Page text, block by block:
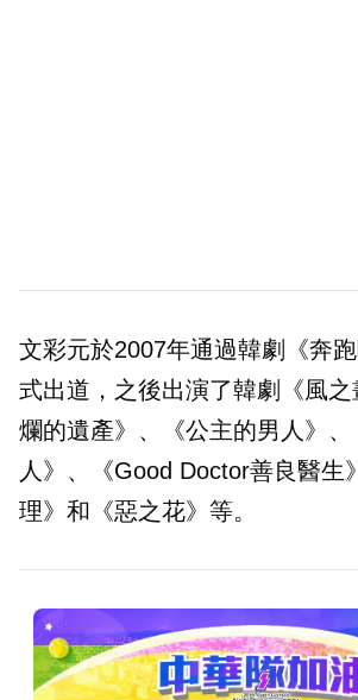
文彩元於2007年通過韓劇《奔
式出道，之後出演了韓劇《風
爛的遺產》、《公主的男人》、
人》、《Good Doctor善良醫生
理》和《惡之花》等。